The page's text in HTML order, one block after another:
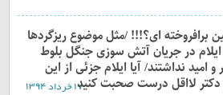
برافروخته ای؟!!! /مثل موضوع ریزگردها
ایلام در جریان آتش سوزی جنگل بلوط
و امید نداشتند/ آیا ایلام جزئی از این
لااقل درست صحبت کنید
۱۷ خرداد ۱۳۹۴